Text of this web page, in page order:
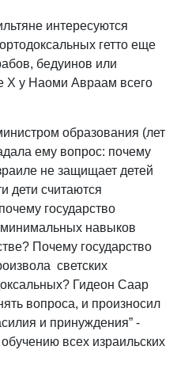
интересуются
гетто еще
бедуинов или
Х у Наоми Авраам всего
образования (лет
ему вопрос: почему
не защищает детей
дети считаются
государство
минимальных навыков
Почему государство
светских
Гидеон Саар
вопроса, и произносил
и принуждения” -
всех израильских